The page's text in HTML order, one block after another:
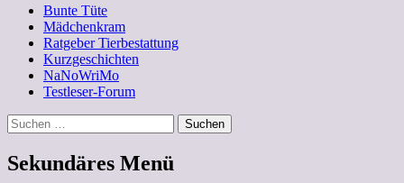
Zum
Inhalt
springen
Bunte Tüte
Mädchenkram
Ratgeber Tierbestattung
Kurzgeschichten
NaNoWriMo
Testleser-Forum
Suchen
Suchen
nach:
Sekundäres Menü